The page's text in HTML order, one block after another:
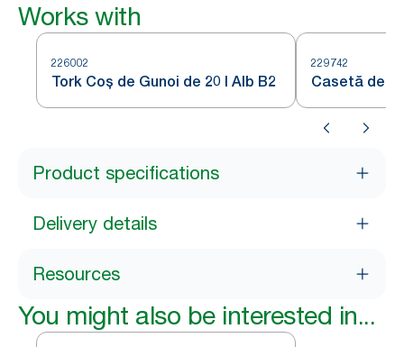
Works with
226002
Tork Coș de Gunoi de 20 l Alb B2
229742
Casetă de
Product specifications
Delivery details
Resources
You might also be interested in...